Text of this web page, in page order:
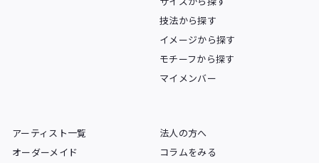
技法から探す
イメージから探す
モチーフから探す
マイメンバー
アーティスト一覧
オーダーメイド
法人の方へ
コラムをみる